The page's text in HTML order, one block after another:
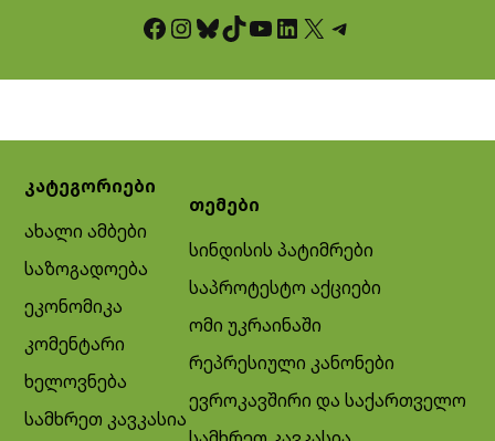
Facebook InstagramBluesky TikTok YouTube LinkedIn X Telegram
კატეგორიები
ახალი ამბები
საზოგადოება
ეკონომიკა
კომენტარი
ხელოვნება
სამხრეთ კავკასია
თემები
სინდისის პატიმრები
საპროტესტო აქციები
ომი უკრაინაში
რეპრესიული კანონები
ევროკავშირი და საქართველო